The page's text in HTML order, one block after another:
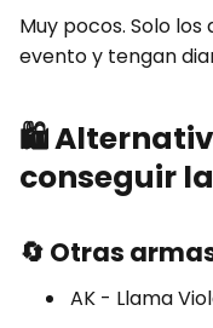
Muy pocos. Solo
evento y tengan
🛍️
conseguir la
🔄 Otras
AK - Llama